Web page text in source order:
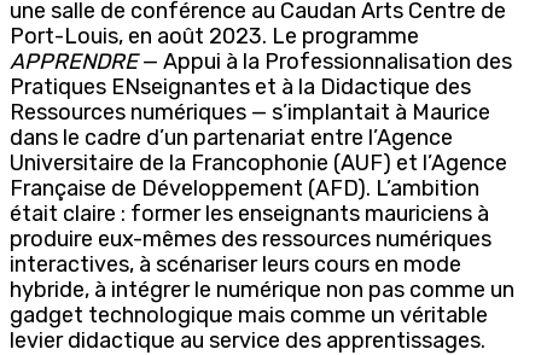
une salle de conférence au Caudan Arts Centre de
Port-Louis, en août 2023. Le programme
APPRENDRE— Appui à la Professionnalisation des
Pratiques ENseignantes et à la Didactique des
Ressources numériques — s’implantait à Maurice
dans le cadre d’un partenariat entre l’Agence
Universitaire de la Francophonie (AUF) et l’Agence
Française de Développement (AFD). L’ambition
était claire : former les enseignants mauriciens à
produire eux-mêmes des ressources numériques
interactives, à scénariser leurs cours en mode
hybride, à intégrer le numérique non pas comme un
gadget technologique mais comme un véritable
levier didactique au service des apprentissages.